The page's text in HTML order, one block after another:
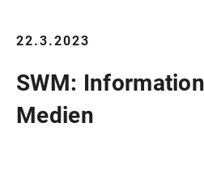
22.3.2023
SWM:
Medien